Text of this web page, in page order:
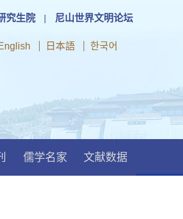
究生院 | 尼山世界文明论坛
日本語 한국어
儒学名家 文献数据